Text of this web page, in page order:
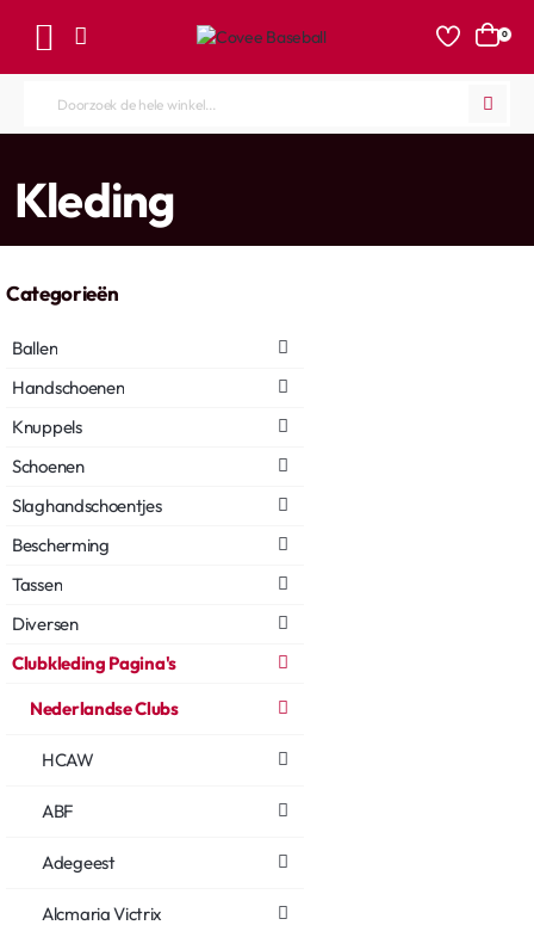
0
Doorzoek
winkel...
Kleding
Categorieën
Ballen
Handschoenen
Knuppels
Schoenen
Slaghandschoentjes
Bescherming
Tassen
Diversen
Clubkleding Pagina's
Nederlandse Clubs
HCAW
ABF
Adegeest
Alcmaria Victrix